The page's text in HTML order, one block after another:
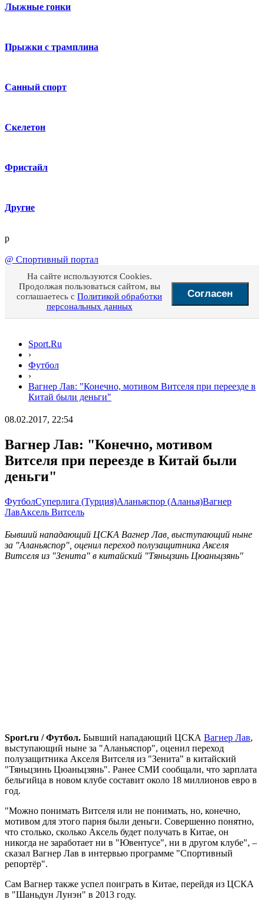
Лыжные гонки
Прыжки с трамплина
Санный спорт
Скелетон
Фристайл
Другие
p
@ Спортивный портал
На сайте используются Cookies.
Продолжая пользоваться сайтом, вы
соглашаетесь с Политикой обработки
персональных данных
Согласен
Sport.Ru
›
Футбол
›
Вагнер Лав: "Конечно, мотивом Витселя при переезде в
Китай были деньги"
08.02.2017, 22:54
Вагнер Лав: "Конечно, мотивом
Витселя при переезде в Китай были
деньги"
ФутболСуперлига (Турция)Аланьяспор (Аланья)Вагнер
ЛавАксель Витсель
Бывший нападающий ЦСКА Вагнер Лав, выступающий ныне
за "Аланьяспор", оценил переход полузащитника Акселя
Витселя из "Зенита" в китайский "Тяньцзинь Цюаньцзянь"
Sport.ru / Футбол. Бывший нападающий ЦСКА Вагнер Лав,
выступающий ныне за "Аланьяспор", оценил переход
полузащитника Акселя Витселя из "Зенита" в китайский
"Тяньцзинь Цюаньцзянь". Ранее СМИ сообщали, что зарплата
бельгийца в новом клубе составит около 18 миллионов евро в
год.
"Можно понимать Витселя или не понимать, но, конечно,
мотивом для этого парня были деньги. Совершенно понятно,
что столько, сколько Аксель будет получать в Китае, он
никогда не заработает ни в "Ювентусе", ни в другом клубе", –
сказал Вагнер Лав в интервью программе "Спортивный
репортёр".
Сам Вагнер также успел поиграть в Китае, перейдя из ЦСКА
в "Шаньдун Лунэн" в 2013 году.